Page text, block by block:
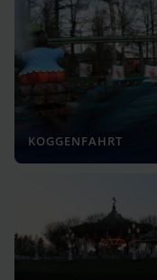
KOGGENFAHRT